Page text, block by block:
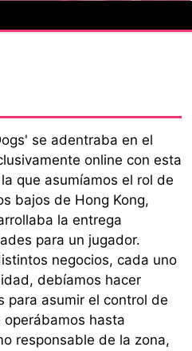
se adentraba en el
online con esta
que asumíamos el rol de
bajos de Hong Kong,
la entrega
para un jugador.
negocios, cada uno
debíamos hacer
para asumir el control de
hasta
responsable de la zona,